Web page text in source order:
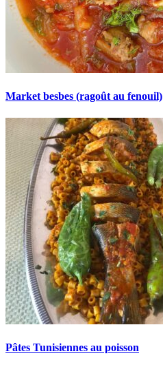
Market besbes (ragoût au fenouil)
Pâtes Tunisiennes au poisson